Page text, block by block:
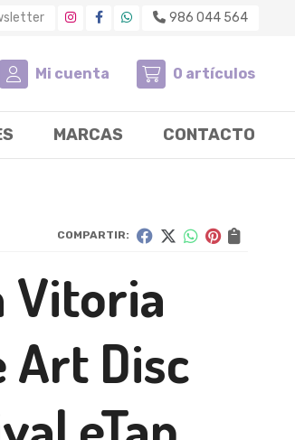
986 044 564
Mi cuenta 0 artículos
MARCAS CONTACTO
COMPARTIR:
Vitoria
Art Disc